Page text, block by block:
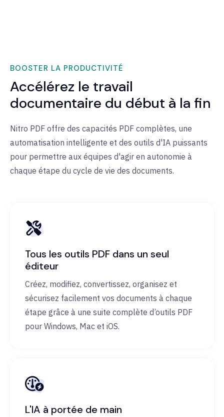
BOOSTER LA PRODUCTIVITÉ
Accélérez le travail
documentaire du début à la fin
Nitro PDF offre des capacités PDF complètes, une
automatisation intelligente et des outils d'IA puissants
pour permettre aux équipes d'agir en autonomie à
chaque étape du cycle de vie des documents.
Tous les outils PDF dans un seul
éditeur
Créez, modifiez, convertissez, organisez et
sécurisez facilement vos documents à chaque
étape grâce à une suite complète d’outils PDF
pour Windows, Mac et iOS.
L'IA à portée de main